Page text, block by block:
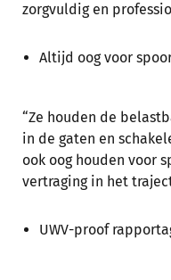
zorgvuldig en
Altijd oog voor
“Ze houden de
in de gaten en
ook oog houden voor
vertraging in het
UWV-proof